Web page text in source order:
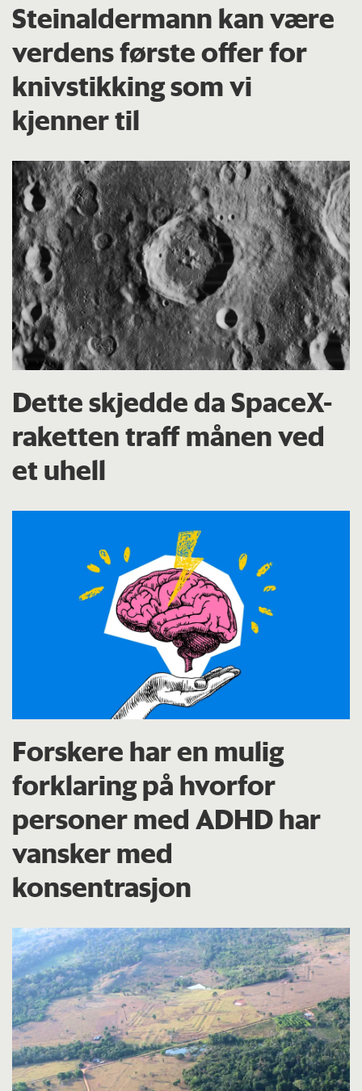
Steinaldermann kan være
verdens første offer for
knivstikking som vi
kjenner til
Dette skjedde da SpaceX-
raketten traff månen ved
et uhell
Forskere har en mulig
forklaring på hvorfor
personer med ADHD har
vansker med
konsentrasjon